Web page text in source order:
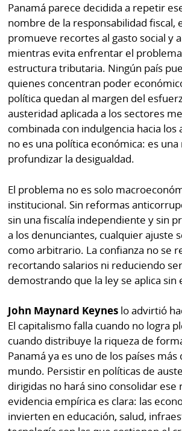
Panamá parece decidida a repetir
nombre de la responsabilidad fiscal,
promueve recortes al gasto social y
mientras evita enfrentar el
estructura tributaria. Ningún país
quienes concentran poder
política quedan al margen del
austeridad aplicada a los sectores
combinada con indulgencia hacia los
no es una política económica: es
profundizar la desigualdad.
El problema no es solo
institucional. Sin reformas
sin una fiscalía independiente y sin
a los denunciantes, cualquier ajuste
como arbitrario. La confianza no se
recortando salarios ni reduciendo
demostrando que la ley se aplica sin
John Maynard Keynes lo advirtió
El capitalismo falla cuando no logra
cuando distribuye la riqueza de
Panamá ya es uno de los países más
mundo. Persistir en políticas de
dirigidas no hará sino consolidar ese
evidencia empírica es clara: las
invierten en educación, salud,